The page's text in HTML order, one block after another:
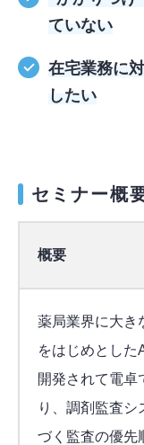
ていない
在宅業務に
したい
セミナー概
概要
薬局業界に大き
をはじめとした
開発されて電卓
り、調剤監査シ
づく監査の優先